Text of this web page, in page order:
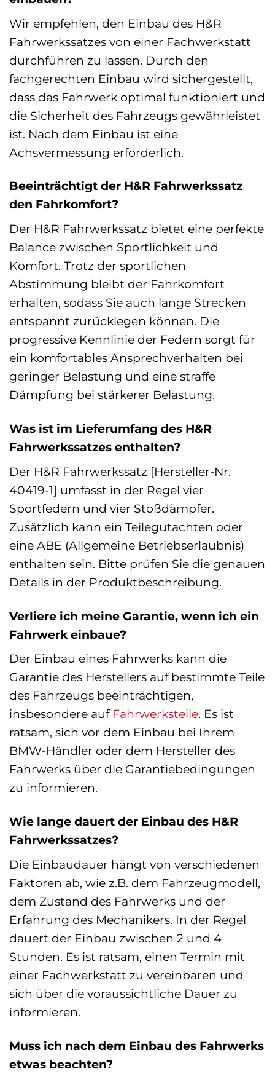
Wir empfehlen, den Einbau des H&R
Fahrwerkssatzes von einer Fachwerkstatt
durchführen zu lassen. Durch den
fachgerechten Einbau wird sichergestellt,
dass das Fahrwerk optimal funktioniert und
die Sicherheit des Fahrzeugs gewährleistet
ist. Nach dem Einbau ist eine
Achsvermessung erforderlich.
Beeinträchtigt der H&R Fahrwerkssatz
den Fahrkomfort?
Der H&R Fahrwerkssatz bietet eine perfekte
Balance zwischen Sportlichkeit und
Komfort. Trotz der sportlichen
Abstimmung bleibt der Fahrkomfort
erhalten, sodass Sie auch lange Strecken
entspannt zurücklegen können. Die
progressive Kennlinie der Federn sorgt für
ein komfortables Ansprechverhalten bei
geringer Belastung und eine straffe
Dämpfung bei stärkerer Belastung.
Was ist im Lieferumfang des H&R
Fahrwerkssatzes enthalten?
Der H&R Fahrwerkssatz [Hersteller-Nr.
40419-1] umfasst in der Regel vier
Sportfedern und vier Stoßdämpfer.
Zusätzlich kann ein Teilegutachten oder
eine ABE (Allgemeine Betriebserlaubnis)
enthalten sein. Bitte prüfen Sie die genauen
Details in der Produktbeschreibung.
Verliere ich meine Garantie, wenn ich ein
Fahrwerk einbaue?
Der Einbau eines Fahrwerks kann die
Garantie des Herstellers auf bestimmte Teile
des Fahrzeugs beeinträchtigen,
insbesondere auf Fahrwerksteile. Es ist
ratsam, sich vor dem Einbau bei Ihrem
BMW-Händler oder dem Hersteller des
Fahrwerks über die Garantiebedingungen
zu informieren.
Wie lange dauert der Einbau des H&R
Fahrwerkssatzes?
Die Einbaudauer hängt von verschiedenen
Faktoren ab, wie z.B. dem Fahrzeugmodell,
dem Zustand des Fahrwerks und der
Erfahrung des Mechanikers. In der Regel
dauert der Einbau zwischen 2 und 4
Stunden. Es ist ratsam, einen Termin mit
einer Fachwerkstatt zu vereinbaren und
sich über die voraussichtliche Dauer zu
informieren.
Muss ich nach dem Einbau des Fahrwerks
etwas beachten?